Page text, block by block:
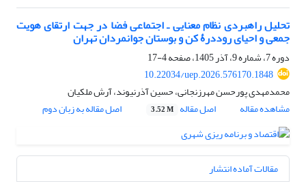
تحلیل راهبردی نظام معنایی ـ اجتماعی فضا در جهت ارتقای هویت
جمعی و احیای روددرۀ کن و بوستان جوانمردان تهران
دوره 7، شماره 9، آذر 1405، صفحه
4-17
10.22034/uep.2026.576170.1848
محمدمهدی پورحسن مهرزنجانی، حسین آذرنیوند، آرش ملکیان
مشاهده مقاله
اصل مقاله 3.52 M اصل مقاله به زبان دوم
مقالات آماده انتشار